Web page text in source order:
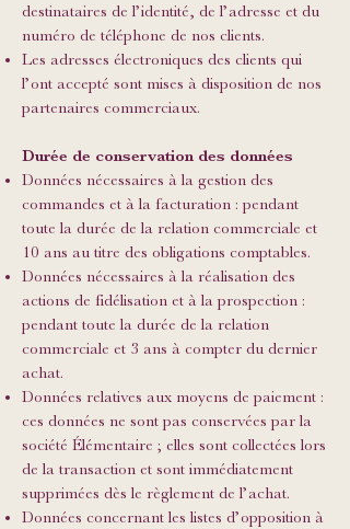
destinataires de l’identité, de l’adresse et du
numéro de téléphone de nos clients.
Les adresses électroniques des clients qui
l’ont accepté sont mises à disposition de nos
partenaires commerciaux.
Durée de conservation des données
Données nécessaires à la gestion des
commandes et à la facturation : pendant
toute la durée de la relation commerciale et
10 ans au titre des obligations comptables.
Données nécessaires à la réalisation des
actions de fidélisation et à la prospection :
pendant toute la durée de la relation
commerciale et 3 ans à compter du dernier
achat.
Données relatives aux moyens de paiement :
ces données ne sont pas conservées par la
société Élémentaire ; elles sont collectées lors
de la transaction et sont immédiatement
supprimées dès le règlement de l’achat.
Données concernant les listes d’opposition à